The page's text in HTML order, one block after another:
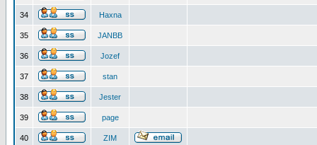
34 Haxna
35 JANBB
36 Jozef
37 stan
38 Jester
39 page
40 ZIM